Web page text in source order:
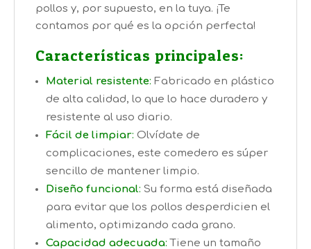
pollos y, por supuesto, en la tuya. ¡Te
contamos por qué es la opción perfecta!
Características principales:
Material resistente: Fabricado en plástico
de alta calidad, lo que lo hace duradero y
resistente al uso diario.
Fácil de limpiar: Olvídate de
complicaciones, este comedero es súper
sencillo de mantener limpio.
Diseño funcional: Su forma está diseñada
para evitar que los pollos desperdicien el
alimento, optimizando cada grano.
Capacidad adecuada: Tiene un tamaño